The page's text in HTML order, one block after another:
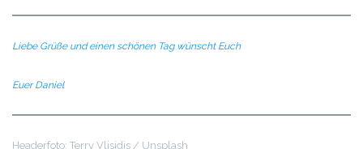
Liebe Grüße und einen schönen Tag wünscht Euch
Euer Daniel
Headerfoto: Terry Vlisidis / Unsplash